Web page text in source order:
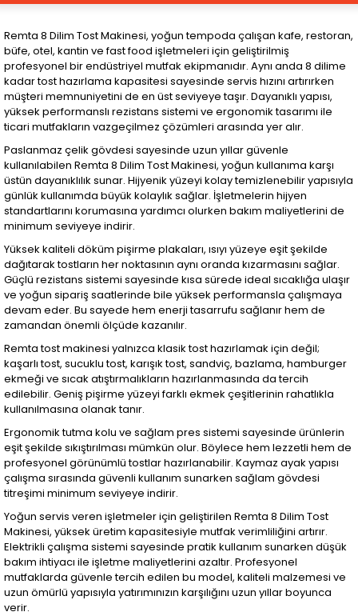
Remta 8 Dilim Tost Makinesi, yoğun tempoda çalışan kafe, restoran,
büfe, otel, kantin ve fast food işletmeleri için geliştirilmiş
profesyonel bir endüstriyel mutfak ekipmanıdır. Aynı anda 8 dilime
kadar tost hazırlama kapasitesi sayesinde servis hızını artırırken
müşteri memnuniyetini de en üst seviyeye taşır. Dayanıklı yapısı,
yüksek performanslı rezistans sistemi ve ergonomik tasarımı ile
ticari mutfakların vazgeçilmez çözümleri arasında yer alır.
Paslanmaz çelik gövdesi sayesinde uzun yıllar güvenle
kullanılabilen Remta 8 Dilim Tost Makinesi, yoğun kullanıma karşı
üstün dayanıklılık sunar. Hijyenik yüzeyi kolay temizlenebilir yapısıyla
günlük kullanımda büyük kolaylık sağlar. İşletmelerin hijyen
standartlarını korumasına yardımcı olurken bakım maliyetlerini de
minimum seviyeye indirir.
Yüksek kaliteli döküm pişirme plakaları, ısıyı yüzeye eşit şekilde
dağıtarak tostların her noktasının aynı oranda kızarmasını sağlar.
Güçlü rezistans sistemi sayesinde kısa sürede ideal sıcaklığa ulaşır
ve yoğun sipariş saatlerinde bile yüksek performansla çalışmaya
devam eder. Bu sayede hem enerji tasarrufu sağlanır hem de
zamandan önemli ölçüde kazanılır.
Remta tost makinesi yalnızca klasik tost hazırlamak için değil;
kaşarlı tost, sucuklu tost, karışık tost, sandviç, bazlama, hamburger
ekmeği ve sıcak atıştırmalıkların hazırlanmasında da tercih
edilebilir. Geniş pişirme yüzeyi farklı ekmek çeşitlerinin rahatlıkla
kullanılmasına olanak tanır.
Ergonomik tutma kolu ve sağlam pres sistemi sayesinde ürünlerin
eşit şekilde sıkıştırılması mümkün olur. Böylece hem lezzetli hem de
profesyonel görünümlü tostlar hazırlanabilir. Kaymaz ayak yapısı
çalışma sırasında güvenli kullanım sunarken sağlam gövdesi
titreşimi minimum seviyeye indirir.
Yoğun servis veren işletmeler için geliştirilen Remta 8 Dilim Tost
Makinesi, yüksek üretim kapasitesiyle mutfak verimliliğini artırır.
Elektrikli çalışma sistemi sayesinde pratik kullanım sunarken düşük
bakım ihtiyacı ile işletme maliyetlerini azaltır. Profesyonel
mutfaklarda güvenle tercih edilen bu model, kaliteli malzemesi ve
uzun ömürlü yapısıyla yatırımınızın karşılığını uzun yıllar boyunca
verir.